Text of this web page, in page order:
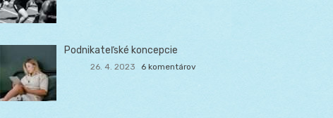
Podnikateľské koncepcie
26. 4. 2023 6 komentárov